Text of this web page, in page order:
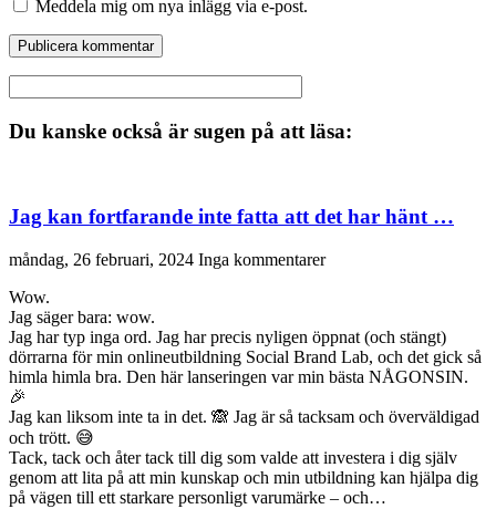
Meddela mig om nya inlägg via e-post.
Du kanske också är sugen på att läsa:
Jag kan fortfarande inte fatta att det har hänt …
måndag, 26 februari, 2024 Inga kommentarer
Wow.
Jag säger bara: wow.
Jag har typ inga ord. Jag har precis nyligen öppnat (och stängt)
dörrarna för min onlineutbildning Social Brand Lab, och det gick så
himla himla bra. Den här lanseringen var min bästa NÅGONSIN.
🎉
Jag kan liksom inte ta in det. 🙈 Jag är så tacksam och överväldigad
och trött. 😅
Tack, tack och åter tack till dig som valde att investera i dig själv
genom att lita på att min kunskap och min utbildning kan hjälpa dig
på vägen till ett starkare personligt varumärke – och…